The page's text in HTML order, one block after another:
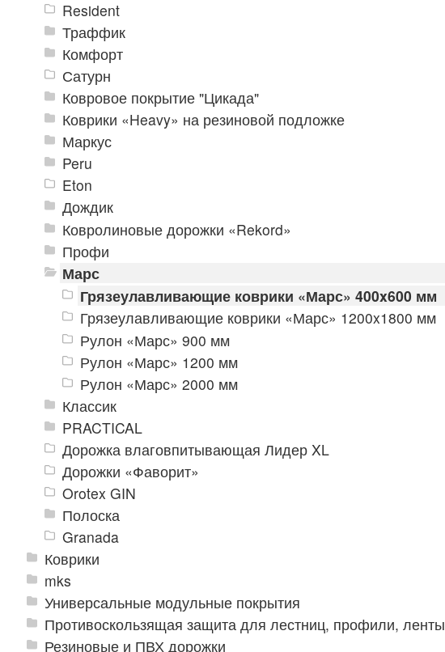
Resident
Траффик
Комфорт
Сатурн
Ковровое покрытие "Цикада"
Коврики «Heavy» на резиновой подложке
Маркус
Peru
Eton
Дождик
Ковролиновые дорожки «Rekord»
Профи
Марс
Грязеулавливающие коврики «Марс» 400x600 мм
Грязеулавливающие коврики «Марс» 1200x1800 мм
Рулон «Марс» 900 мм
Рулон «Марс» 1200 мм
Рулон «Марс» 2000 мм
Классик
PRACTICAL
Дорожка влаговпитывающая Лидер XL
Дорожки «Фаворит»
Orotex GIN
Полоска
Granada
Коврики
mks
Универсальные модульные покрытия
Противоскользящая защита для лестниц, профили, ленты
Резиновые и ПВХ дорожки